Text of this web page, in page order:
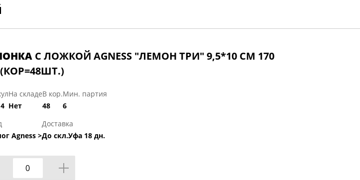
С ЛОЖКОЙ AGNESS "ЛЕМОН ТРИ" 9,5*10 СМ 170
На складе
Нет
В кор.
48
Мин. партия
6
Agness >
Доставка
До скл.Уфа 18 дн.